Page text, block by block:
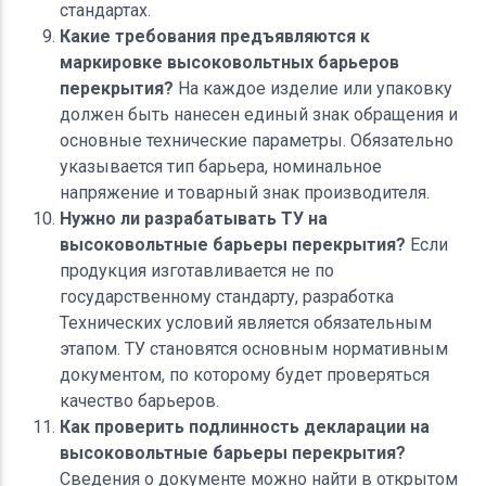
стандартах.
Какие требования предъявляются к
маркировке высоковольтных барьеров
перекрытия? На каждое изделие или упаковку
должен быть нанесен единый знак обращения и
основные технические параметры. Обязательно
указывается тип барьера, номинальное
напряжение и товарный знак производителя.
Нужно ли разрабатывать ТУ на
высоковольтные барьеры перекрытия? Если
продукция изготавливается не по
государственному стандарту, разработка
Технических условий является обязательным
этапом. ТУ становятся основным нормативным
документом, по которому будет проверяться
качество барьеров.
Как проверить подлинность декларации на
высоковольтные барьеры перекрытия?
Сведения о документе можно найти в открытом